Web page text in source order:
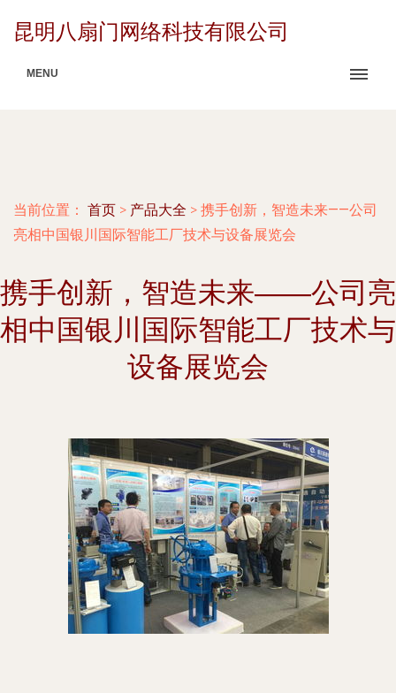
昆明八扇门网络科技有限公司
MENU
当前位置： 首页 > 产品大全 > 携手创新，智造未来——公司
亮相中国银川国际智能工厂技术与设备展览会
携手创新，智造未来——公司亮
相中国银川国际智能工厂技术与
设备展览会